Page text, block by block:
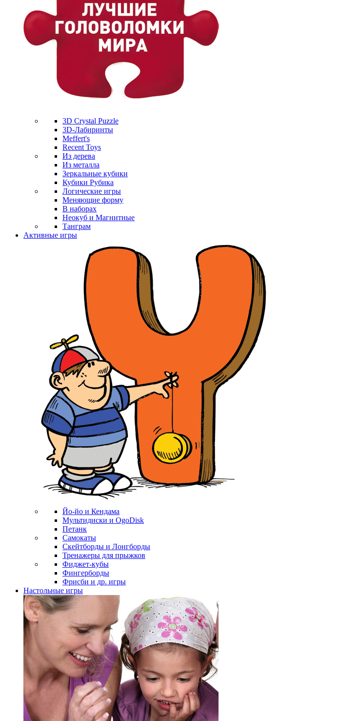
3D Crystal Puzzle
3D-Лабиринты
Meffert's
Recent Toys
Из дерева
Из металла
Зеркальные кубики
Кубики Рубика
Логические игры
Меняющие форму
В наборах
Неокуб и Магнитные
Танграм
Активные игры
Йо-йо и Кендама
Мультидиски и OgoDisk
Петанк
Самокаты
Скейтборды и Лонгборды
Тренажеры для прыжков
Фиджет-кубы
Фингерборды
Фрисби и др. игры
Настольные игры